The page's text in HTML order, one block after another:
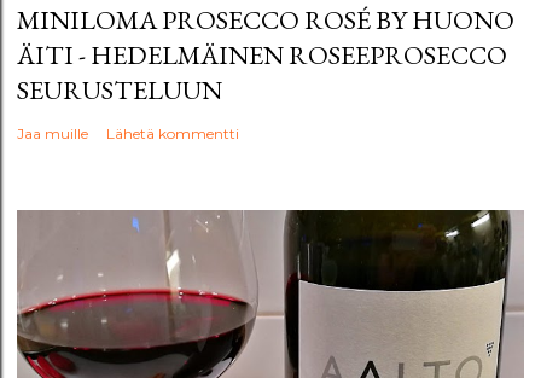
MINILOMA PROSECCO ROSÉ BY HUONO
ÄITI - HEDELMÄINEN ROSEEPROSECCO
SEURUSTELUUN
Jaa muille Lähetä kommentti